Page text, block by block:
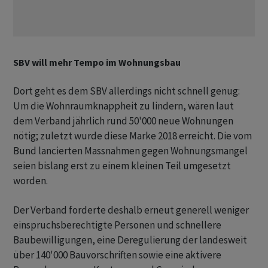
SBV will mehr Tempo im Wohnungsbau
Dort geht es dem SBV allerdings nicht schnell genug:
Um die Wohnraumknappheit zu lindern, wären laut
dem Verband jährlich rund 50'000 neue Wohnungen
nötig; zuletzt wurde diese Marke 2018 erreicht. Die vom
Bund lancierten Massnahmen gegen Wohnungsmangel
seien bislang erst zu einem kleinen Teil umgesetzt
worden.
Der Verband forderte deshalb erneut generell weniger
einspruchsberechtigte Personen und schnellere
Baubewilligungen, eine Deregulierung der landesweit
über 140'000 Bauvorschriften sowie eine aktivere